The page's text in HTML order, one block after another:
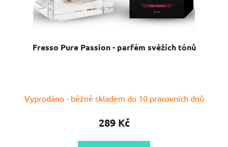
Fresso Pure Passion - parfém svěžích tónů
Vyprodáno - běžně skladem do 10 pracovních dnů
289 Kč